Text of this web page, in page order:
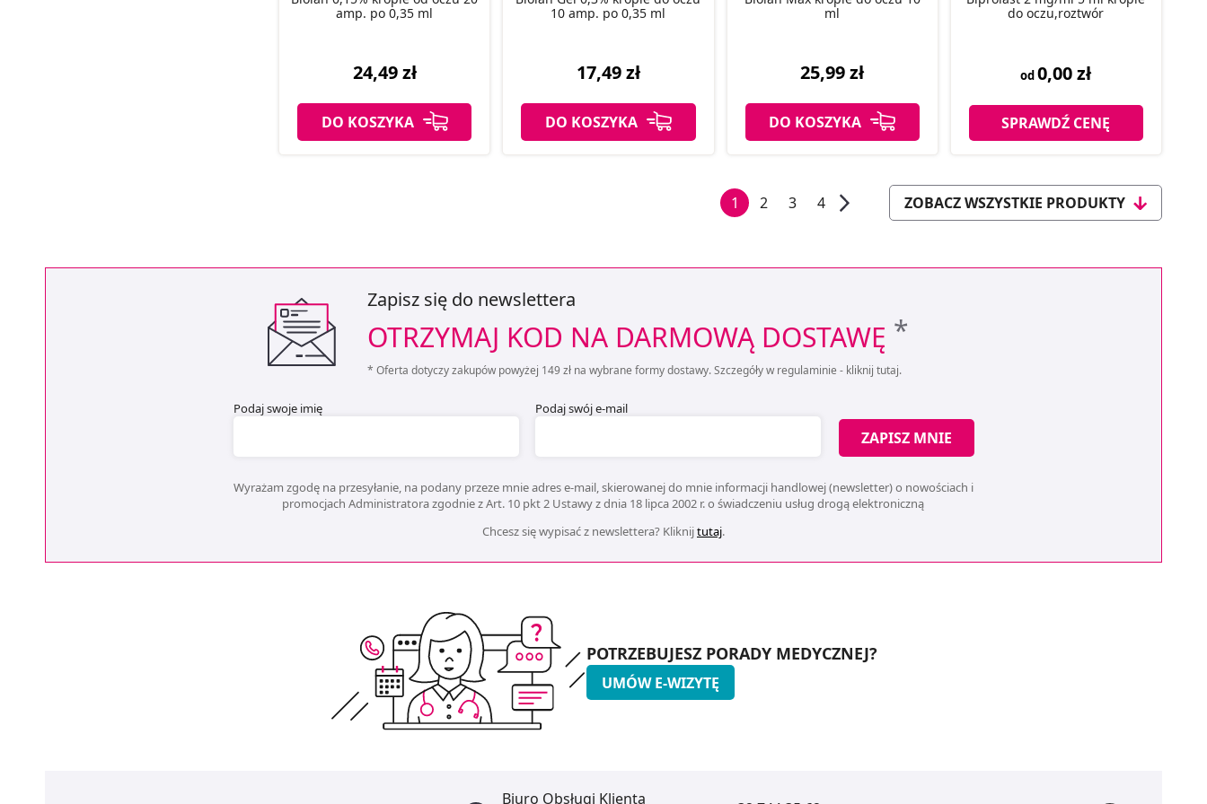
amp. po 0,35 ml
24,49 zł
DO KOSZYKA
10 amp. po 0,35 ml
17,49 zł
DO KOSZYKA
ml
25,99 zł
DO KOSZYKA
do oczu,roztwór
od0,00 zł
SPRAWDŹ CENĘ
1 2 3 4 ZOBACZ WSZYSTKIE PRODUKTY
Zapisz się do newslettera
OTRZYMAJ KOD NA DARMOWĄ DOSTAWĘ *
* Oferta dotyczy zakupów powyżej 149 zł na wybrane formy dostawy. Szczegóły w regulaminie - kliknij tutaj.
Podaj swoje imię Podaj swój e-mail
ZAPISZ MNIE
Wyrażam zgodę na przesyłanie, na podany przeze mnie adres e-mail, skierowanej do mnie informacji handlowej (newsletter) o nowościach i
promocjach Administratora zgodnie z Art. 10 pkt 2 Ustawy z dnia 18 lipca 2002 r. o świadczeniu usług drogą elektroniczną
Chcesz się wypisać z newslettera? Kliknijtutaj.
POTRZEBUJESZ PORADY MEDYCZNEJ?
UMÓW E-WIZYTĘ
Biuro Obsługi Klienta